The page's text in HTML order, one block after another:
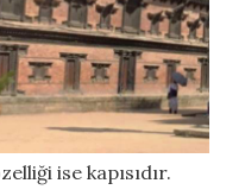
ise kapısıdır.